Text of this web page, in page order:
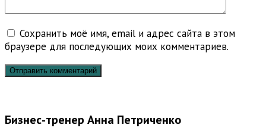
Сохранить моё имя, email и адрес сайта в этом
браузере для последующих моих комментариев.
Бизнес-тренер Анна Петриченко